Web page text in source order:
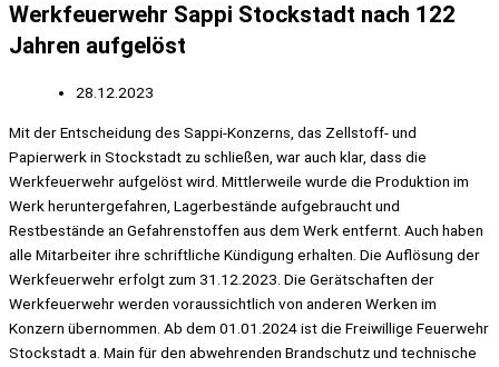
Werkfeuerwehr Sappi Stockstadt nach 122
Jahren aufgelöst
28.12.2023
Mit der Entscheidung des Sappi-Konzerns, das Zellstoff- und
Papierwerk in Stockstadt zu schließen, war auch klar, dass die
Werkfeuerwehr aufgelöst wird. Mittlerweile wurde die Produktion im
Werk heruntergefahren, Lagerbestände aufgebraucht und
Restbestände an Gefahrenstoffen aus dem Werk entfernt. Auch haben
alle Mitarbeiter ihre schriftliche Kündigung erhalten. Die Auflösung der
Werkfeuerwehr erfolgt zum 31.12.2023. Die Gerätschaften der
Werkfeuerwehr werden voraussichtlich von anderen Werken im
Konzern übernommen. Ab dem 01.01.2024 ist die Freiwillige Feuerwehr
Stockstadt a. Main für den abwehrenden Brandschutz und technische